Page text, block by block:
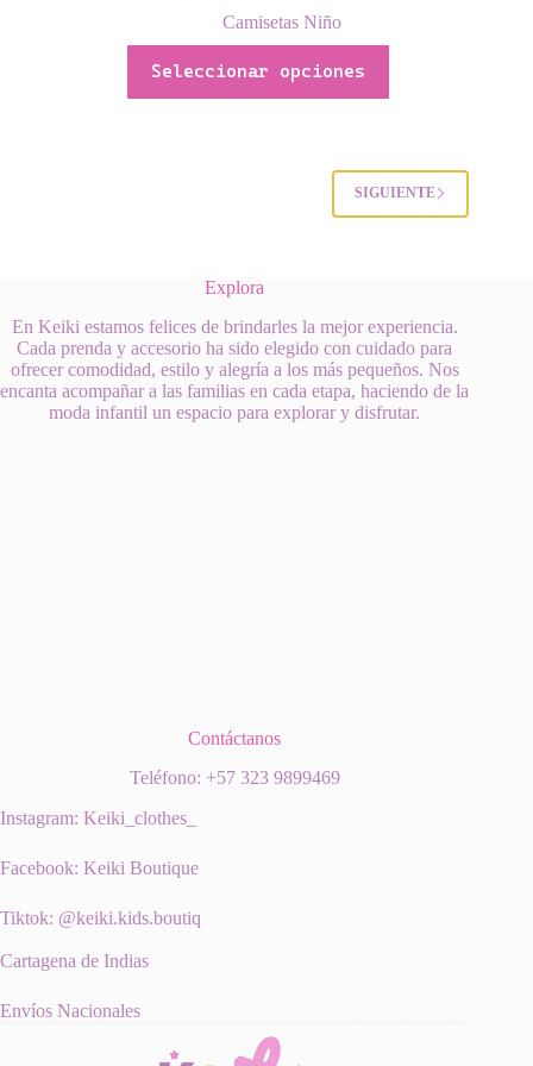
precio
$40,000,00.
precio
$25,000,00.
Camisetas Niño
Seleccionar opciones
producto
tiene
la
de
producto
SIGUIENTE
Explora
En Keiki estamos felices de brindarles la mejor experiencia.
Cada prenda y accesorio ha sido elegido con cuidado para
ofrecer comodidad, estilo y alegría a los más pequeños. Nos
encanta acompañar a las familias en cada etapa, haciendo de la
moda infantil un espacio para explorar y disfrutar.
Contáctanos
Teléfono: +57 323 9899469
Instagram: Keiki_clothes_
Facebook: Keiki Boutique
Tiktok: @keiki.kids.boutiq
Cartagena de Indias
Envíos Nacionales